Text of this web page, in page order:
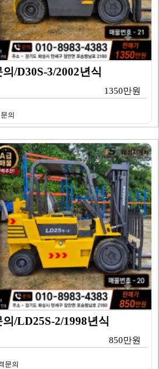
/D30S-3/2002년식
1350만원
의
/LD25S-2/1998년식
850만원
문의